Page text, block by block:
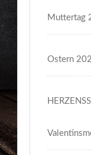
Muttertag
Ostern